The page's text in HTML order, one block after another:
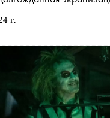
г.
в юбке в
стриминговые
к